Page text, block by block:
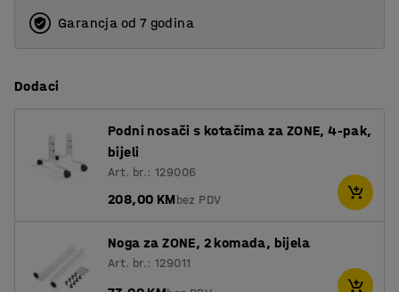
Garancja od 7 godina
Dodaci
Podni nosači s kotačima za ZONE, 4-pak,
bijeli
Art. br.: 129006
208,00 KMbez PDV
Noga za ZONE, 2 komada, bijela
Art. br.: 129011